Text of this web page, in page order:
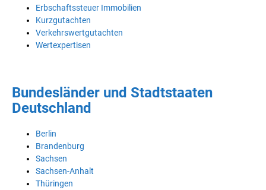
Erbschaftssteuer Immobilien
Kurzgutachten
Verkehrswertgutachten
Wertexpertisen
Bundesländer und Stadtstaaten
Deutschland
Berlin
Brandenburg
Sachsen
Sachsen-Anhalt
Thüringen